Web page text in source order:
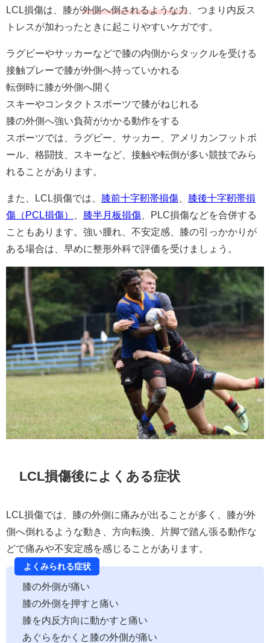
LCL損傷は、膝が外側へ倒されるような力 、つまり内反ス
トレスが加わったときに起こりやすいケガです。
ラグビーやサッカーなどで膝の内側からタックルを受ける
接触プレーで膝が外側へ持っていかれる
転倒時に膝が外側へ開く
スキーやコンタクトスポーツで膝がねじれる
膝の外側へ強い負荷がかかる動作をする
スポーツでは、ラグビー、サッカー、アメリカンフットボ
ール、格闘技、スキーなど、接触や転倒が多い競技でみら
れることがあります。
また、LCL損傷では、 膝前十字靭帯損傷
膝後十字靭帯損
傷（PCL損傷）
膝半月板損傷 、PLC損傷などを合併する
こともあります。強い腫れ、不安定感、膝の引っかかりが
ある場合は、早めに整形外科で評価を受けましょう。
LCL損傷後によくある症状
LCL損傷では、膝の外側に痛みが出ることが多く、膝が外
側へ倒れるような動き、方向転換、片脚で踏ん張る動作な
どで痛みや不安定感を感じることがあります。
よくみられる症状
膝の外側が痛い
膝の外側を押すと痛い
膝を内反方向に動かすと痛い
あぐらをかくと膝の外側が痛い